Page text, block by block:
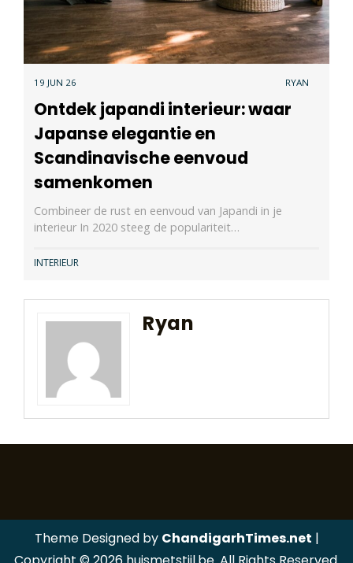
19 JUN 26 RYAN
Ontdek japandi interieur: waar
Japanse elegantie en
Scandinavische eenvoud
samenkomen
Combineer de rust en eenvoud van Japandi in je
interieur In 2020 steeg de populariteit…
INTERIEUR
Ryan
Theme Designed by ChandigarhTimes.net |